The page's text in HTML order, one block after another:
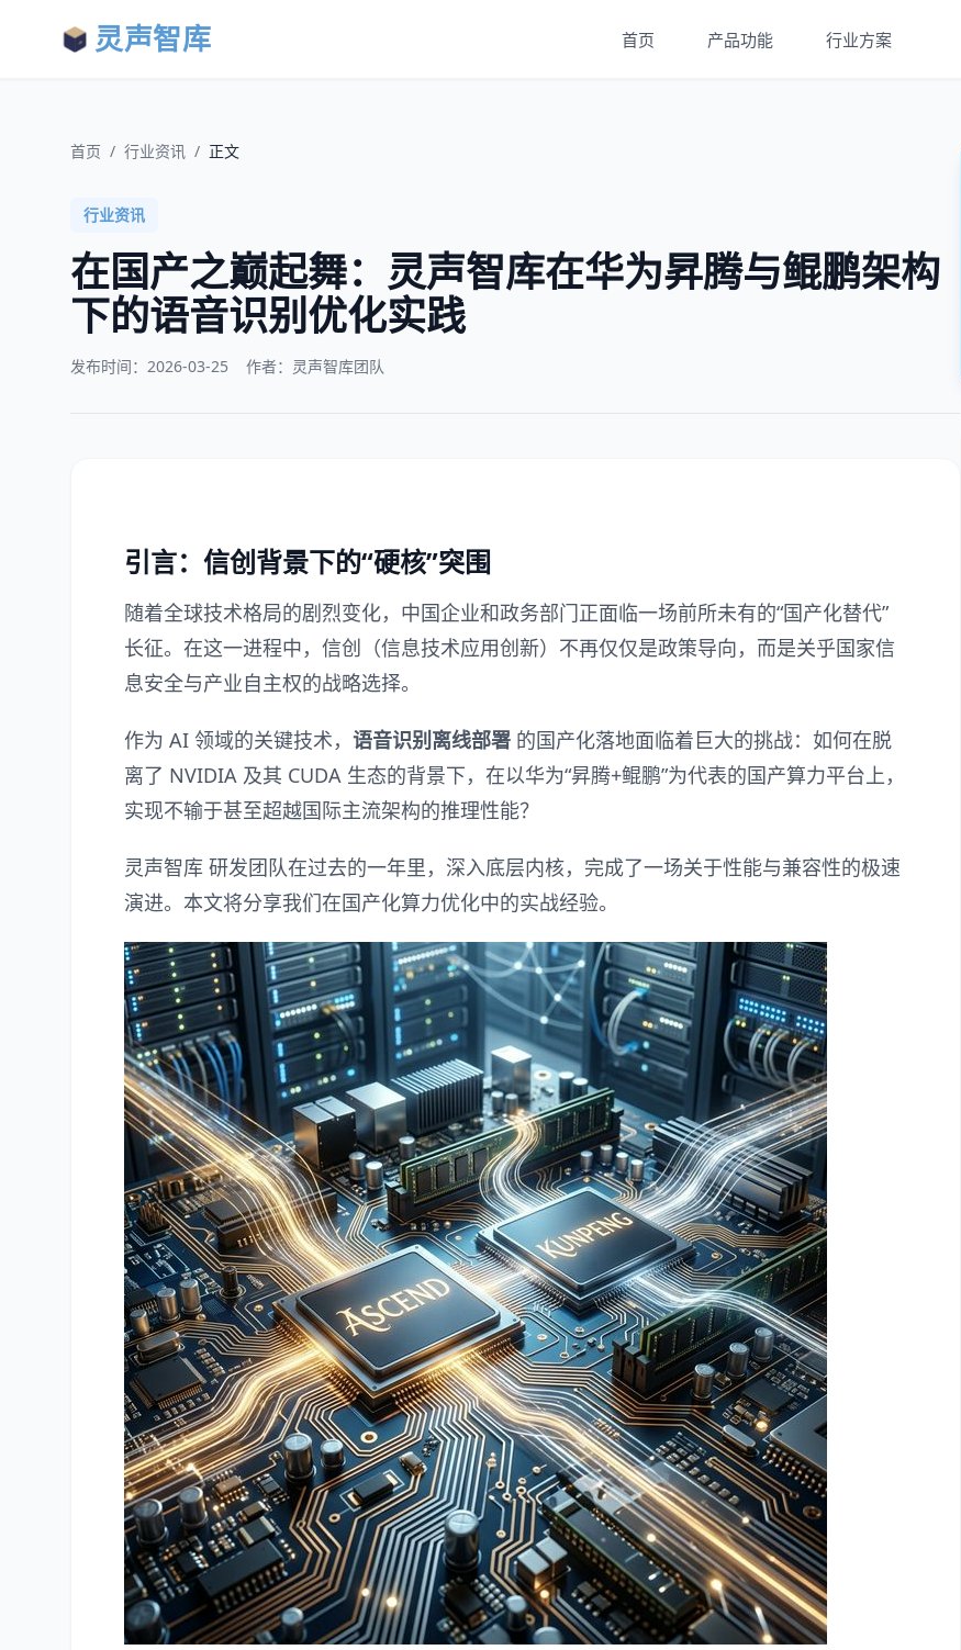
灵声智库 首页 产品功能 行业方案
首页 / 行业资讯 / 正文
行业资讯
在国产之巅起舞：灵声智库在华为昇腾与鲲鹏架构
下的语音识别优化实践
发布时间： 2026-03-25 作者：灵声智库团队
引言：信创背景下的“硬核”突围
随着全球技术格局的剧烈变化，中国企业和政务部门正面临一场前所未有的“国产化替代”
长征。在这一进程中，信创（信息技术应用创新）不再仅仅是政策导向，而是关乎国家信
息安全与产业自主权的战略选择。
作为 AI 领域的关键技术， 语音识别离线部署 的国产化落地面临着巨大的挑战：如何在脱
离了 NVIDIA 及其 CUDA 生态的背景下，在以华为“昇腾+鲲鹏”为代表的国产算力平台上，
实现不输于甚至超越国际主流架构的推理性能？
灵声智库 研发团队在过去的一年里，深入底层内核，完成了一场关于性能与兼容性的极速
演进。本文将分享我们在国产化算力优化中的实战经验。